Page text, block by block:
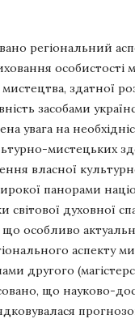
регіональний
особистості
здатної
засобами
увага на
мистецьких
власної
панорами
світової духовної
що особливо
аспекту
другого
що науково-